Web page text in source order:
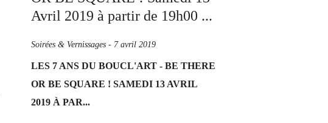
Soirées & Vernissages - 7 avril 2019
LES 7 ANS DU BOUCL'ART - BE THERE
OR BE SQUARE ! SAMEDI 13 AVRIL
2019 À PAR...